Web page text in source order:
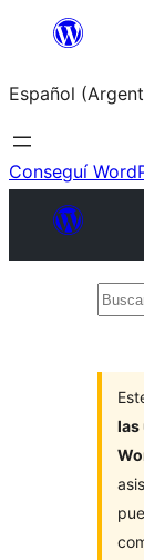
Saltar
contenido
Español
Conseguí
las